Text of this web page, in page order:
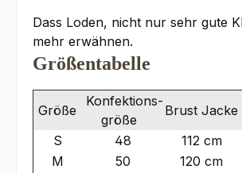
Dass Loden, nicht nur sehr gute
mehr erwähnen.
Größentabelle
Größe
Konfektions-
größe
Brust Jacke
S
48 112 cm
M
50 120 cm